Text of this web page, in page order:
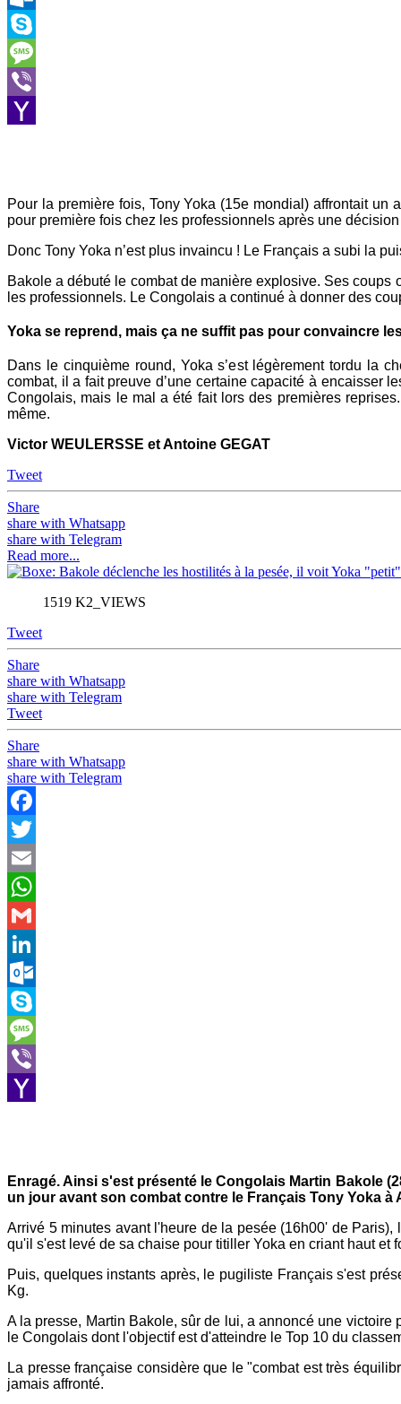
Outlook.com
Skype
Message
Viber
Pour la première fois, Tony Yoka (15e mondial) affrontait
pour première fois chez les professionnels après une
Donc Tony Yoka n’est plus invaincu ! Le Français a subi la
Bakole a débuté le combat de manière explosive. Ses
les professionnels. Le Congolais a continué à donner des
Yoka se reprend, mais ça ne suffit pas pour convaincre
Dans le cinquième round, Yoka s’est légèrement tordu la
combat, il a fait preuve d’une certaine capacité à encaisser
Congolais, mais le mal a été fait lors des premières
même.
Victor WEULERSSE et Antoine GEGAT
Tweet
Share
share with Whatsapp
share with Telegram
Read more...
1519 K2_VIEWS
Tweet
Share
share with Whatsapp
share with Telegram
Tweet
Share
share with Whatsapp
share with Telegram
Facebook
Twitter
Email
WhatsApp
Gmail
LinkedIn
Outlook.com
Skype
Message
Viber
Enragé. Ainsi s'est présenté le Congolais Martin Bakole
un jour avant son combat contre le Français Tony Yoka à
Arrivé 5 minutes avant l'heure de la pesée (16h00' de
qu'il s'est levé de sa chaise pour titiller Yoka en criant haut et
Puis, quelques instants après, le pugiliste Français s'est
Kg.
A la presse, Martin Bakole, sûr de lui, a annoncé une
le Congolais dont l'objectif est d'atteindre le Top 10 du
La presse française considère que le "combat est très
jamais affronté.